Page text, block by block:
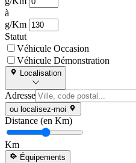
à
g/Km
Statut
Véhicule Occasion
Véhicule Démonstration
Localisation
Adresse
ou localisez-moi
Distance (en Km)
Km
Équipements